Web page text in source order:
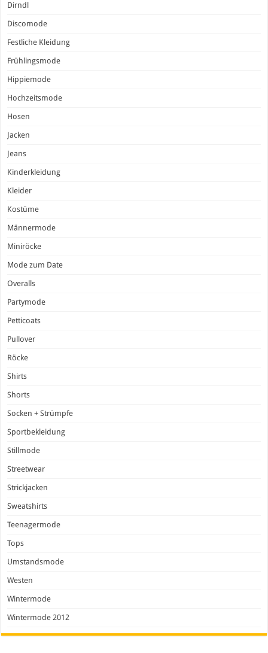
Dirndl
Discomode
Festliche Kleidung
Frühlingsmode
Hippiemode
Hochzeitsmode
Hosen
Jacken
Jeans
Kinderkleidung
Kleider
Kostüme
Männermode
Miniröcke
Mode zum Date
Overalls
Partymode
Petticoats
Pullover
Röcke
Shirts
Shorts
Socken + Strümpfe
Sportbekleidung
Stillmode
Streetwear
Strickjacken
Sweatshirts
Teenagermode
Tops
Umstandsmode
Westen
Wintermode
Wintermode 2012